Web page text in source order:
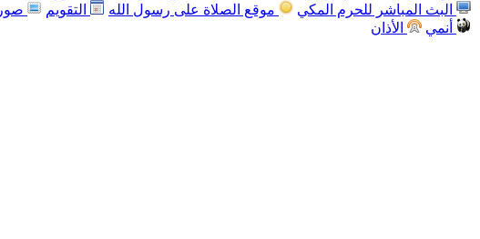
البث المباشر للحرم المكي
موقع الصلاة على رسول الله التقويم
صور
أنمي
الأذان